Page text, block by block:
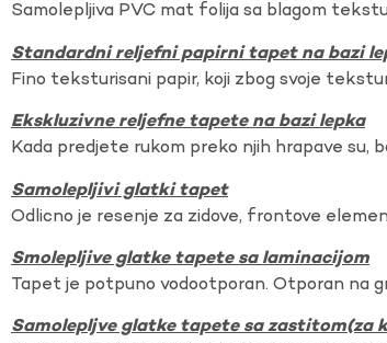
Samolepljiva PVC mat folija sa blagom
Standardni reljefni papirni tapet na bazi
Fino teksturisani papir, koji zbog svoje
Ekskluzivne reljefne tapete na bazi lepka
Kada predjete rukom preko njih hrapave su,
Samolepljivi glatki tapet
Odlicno je resenje za zidove, frontove
Smolepljive glatke tapete sa laminacijom
Tapet je potpuno vodootporan. Otporan na
Samolepljve glatke tapete sa zastitom(za